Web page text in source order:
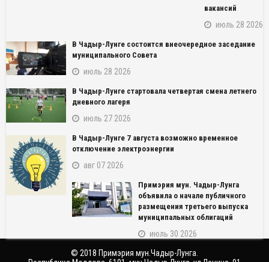
вакансий
июль 28 2026
В Чадыр-Лунге состоится внеочередное заседание
муниципального Совета
июль 28 2026
В Чадыр-Лунге стартовала четвертая смена летнего
дневного лагеря
июль 27 2026
В Чадыр-Лунге 7 августа возможно временное
отключение электроэнергии
авг 07 2026
Примэрия мун. Чадыр-Лунга
объявила о начале публичного
размещения третьего выпуска
муниципальных облигаций
июль 30 2026
© 2018 Примэрия мун.Чадыр-Лунга.
NAME_SOCIAL_FACEBOOK
NAME_SOCIAL_TWITTER
NAME_SOCIAL_PINTEREST